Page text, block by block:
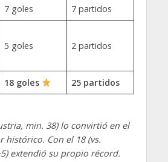
7 goles
7 partidos
5 goles 2 partidos
18 goles 25 partidos
min. 38) lo convirtió en el
histórico. Con el 18 (vs.
extendió su propio récord.